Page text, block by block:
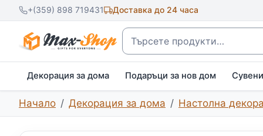
+(359) 898 719431 Доставка до 24 часа
Търсене
Декорация за дома Подаръци за нов дом
Начало Декорация за дома Настолна